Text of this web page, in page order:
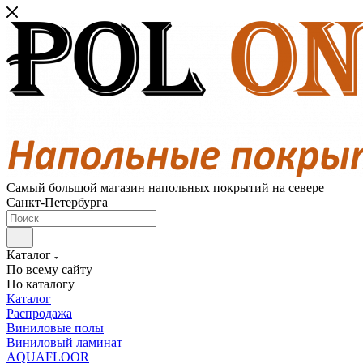
Самый большой магазин напольных покрытий на севере
Санкт-Петербурга
Каталог
По всему сайту
По каталогу
Каталог
Распродажа
Виниловые полы
Виниловый ламинат
AQUAFLOOR